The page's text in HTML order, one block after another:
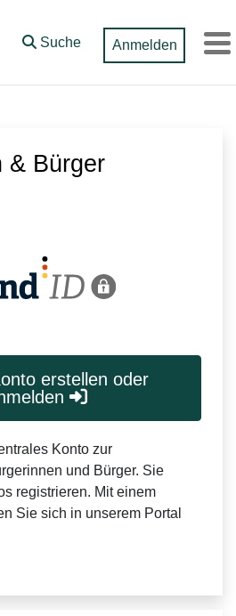
Suche Anmelden
& Bürger
erstellen oder
Konto zur
und Bürger. Sie
registrieren. Mit einem
Sie sich in unserem Portal